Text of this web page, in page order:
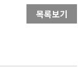
목록보기